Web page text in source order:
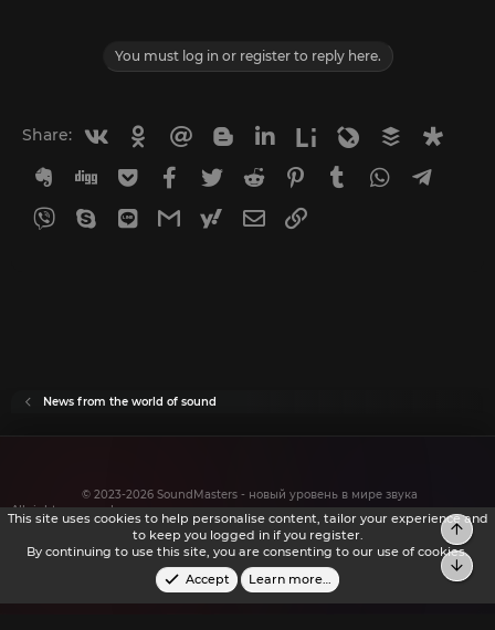
You must log in or register to reply here.
Share: VkontakteOdnoklassniki
Mail.ru BloggerLinkedin
Liveinternet
Livejournal
Buffer
Evernote
Digg GetpocketFacebook
Twitter Reddit Pinterest
Tumblr WhatsApp
Viber Skype LineGmailyahoomail
Email
News from the world of sound
© 2023-2026 SoundMasters - новый уровень в мире звука
All rights reserved.
This site uses cookies to help personalise content, tailor your experience and
to keep you logged in if you register.
By continuing to use this site, you are consenting to our use of cookies.
Accept
Learn more…
Top